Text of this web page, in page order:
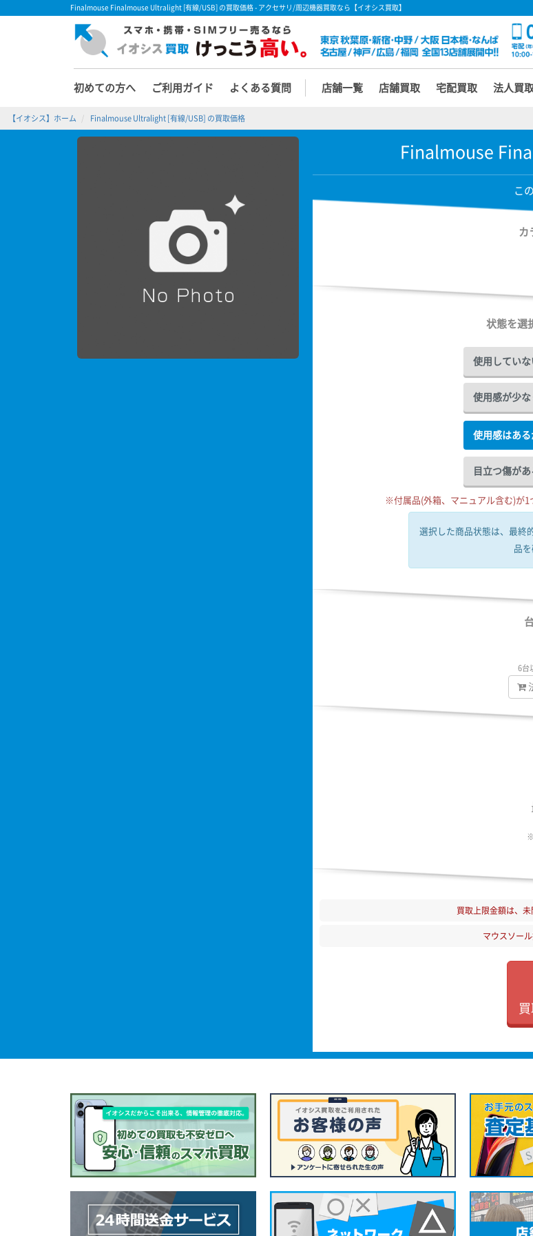
Finalmouse Finalmouse Ultralight [有線/USB] の買取価格 - アクセサリ/周辺機器買取なら【イオシス買取】
初めての方へ ご利用ガイド よくある質問 店舗一覧 店舗買取 宅配買取 法人買
【イオシス】ホーム Finalmouse Ultralight [有線/USB] の買取価格
Finalmouse
こ
カ
状態を選
使用していな
使用感が少
使用感はあ
目立つ傷があ
※付属品(外箱、マニュアル含む)が1
選択した商品状態は、最終
品
6台
買取上限金額は、未
マウスソー